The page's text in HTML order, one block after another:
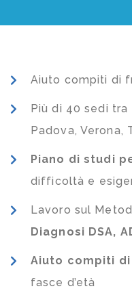
Aiuto compiti di
Più di 40 sedi tra
Padova, Verona,
Piano di studi
difficoltà e
Lavoro sul
Diagnosi DSA,
Aiuto compiti
fasce d’età